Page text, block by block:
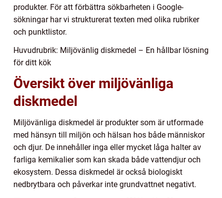
produkter. För att förbättra sökbarheten i Google-
sökningar har vi strukturerat texten med olika rubriker
och punktlistor.
Huvudrubrik: Miljövänlig diskmedel – En hållbar lösning
för ditt kök
Översikt över miljövänliga
diskmedel
Miljövänliga diskmedel är produkter som är utformade
med hänsyn till miljön och hälsan hos både människor
och djur. De innehåller inga eller mycket låga halter av
farliga kemikalier som kan skada både vattendjur och
ekosystem. Dessa diskmedel är också biologiskt
nedbrytbara och påverkar inte grundvattnet negativt.